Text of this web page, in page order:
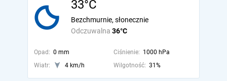
33°C
Odczuwalna 36°C
Bezchmurnie, słonecznie
Opad: 0 mm Ciśnienie: 1000 hPa
Wiatr:
4 km/h Wilgotność: 31%